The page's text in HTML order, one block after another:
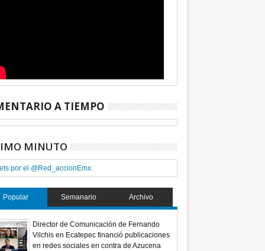
A TIEMPO
MINUTO
por el @Red_accionEmx.
Popular Semanario Archivo
Director de Comunicación de Fernando
Vilchis en Ecatepec financió publicaciones
en redes sociales en contra de Azucena